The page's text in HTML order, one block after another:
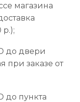
магазина
р.);
до двери
при заказе от
до пункта